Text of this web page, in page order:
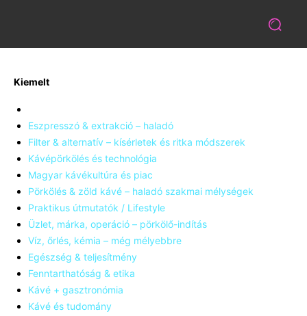
Kiemelt
Eszpresszó & extrakció – haladó
Filter & alternatív – kísérletek és ritka módszerek
Kávépörkölés és technológia
Magyar kávékultúra és piac
Pörkölés & zöld kávé – haladó szakmai mélységek
Praktikus útmutatók / Lifestyle
Üzlet, márka, operáció – pörkölő-indítás
Víz, őrlés, kémia – még mélyebbre
Egészség & teljesítmény
Fenntarthatóság & etika
Kávé + gasztronómia
Kávé és tudomány